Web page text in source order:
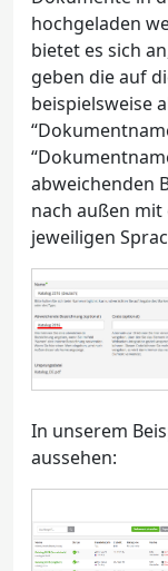
hochgeladen
bietet es sich
geben die auf
beispielsweise
abweichenden
nach außen
jeweiligen
In unserem
aussehen: